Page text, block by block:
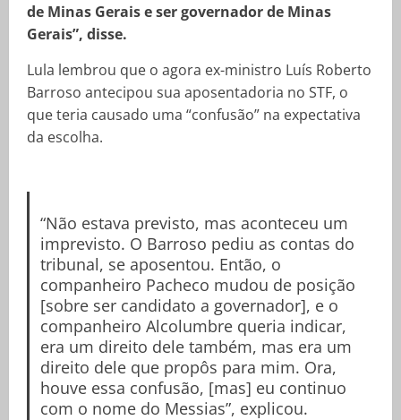
de Minas Gerais e ser governador de Minas
Gerais”, disse.
Lula lembrou que o agora ex-ministro Luís Roberto
Barroso antecipou sua aposentadoria no STF, o
que teria causado uma “confusão” na expectativa
da escolha.
“Não estava previsto, mas aconteceu um
imprevisto. O Barroso pediu as contas do
tribunal, se aposentou. Então, o
companheiro Pacheco mudou de posição
[sobre ser candidato a governador], e o
companheiro Alcolumbre queria indicar,
era um direito dele também, mas era um
direito dele que propôs para mim. Ora,
houve essa confusão, [mas] eu continuo
com o nome do Messias”, explicou.